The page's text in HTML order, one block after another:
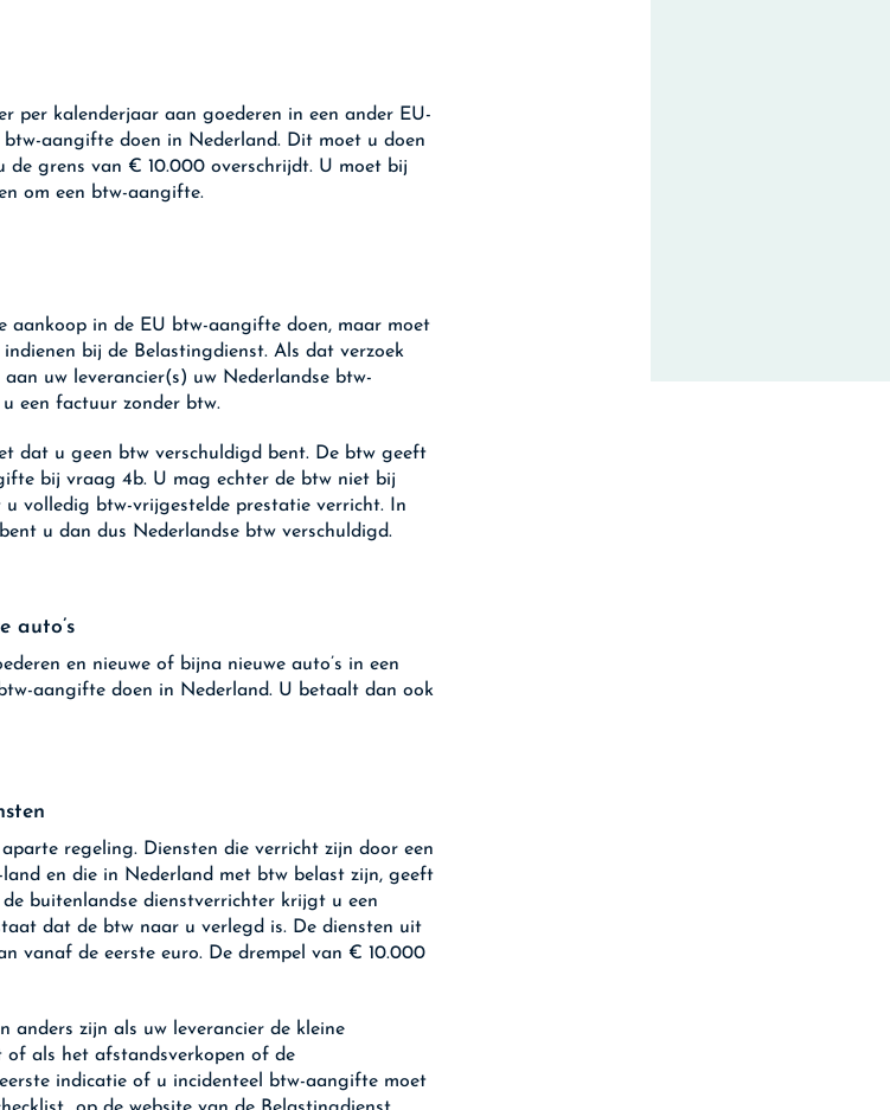
per kalenderjaar aan goederen in een ander EU-
btw-aangifte doen in Nederland. Dit moet u doen
de grens van € 10.000 overschrijdt. U moet bij
om een btw-aangifte.
aankoop in de EU btw-aangifte doen, maar moet
bij de Belastingdienst. Als dat verzoek
uw leverancier(s) uw Nederlandse btw-
een factuur zonder btw.
dat u geen btw verschuldigd bent. De btw geeft
bij vraag 4b. U mag echter de btw niet bij
volledig btw-vrijgestelde prestatie verricht. In
u dan dus Nederlandse btw verschuldigd.
auto’s
en nieuwe of bijna nieuwe auto’s in een
aangifte doen in Nederland. U betaalt dan ook
regeling. Diensten die verricht zijn door een
en die in Nederland met btw belast zijn, geeft
buitenlandse dienstverrichter krijgt u een
dat de btw naar u verlegd is. De diensten uit
vanaf de eerste euro. De drempel van € 10.000
anders zijn als uw leverancier de kleine
of als het afstandsverkopen of de
indicatie of u incidenteel btw-aangifte moet